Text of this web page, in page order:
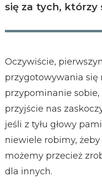
się za tych, którzy
Oczywiście,
przygotowywania się
przypominanie
przyjście nas
jeśli z tyłu głowy
niewiele robimy,
możemy przecież
dla innych.